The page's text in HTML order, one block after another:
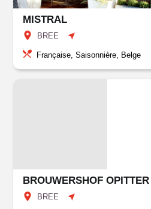
MISTRAL
BREE
Française, Saisonnière, Belge
BROUWERSHOF OPITTER
BREE